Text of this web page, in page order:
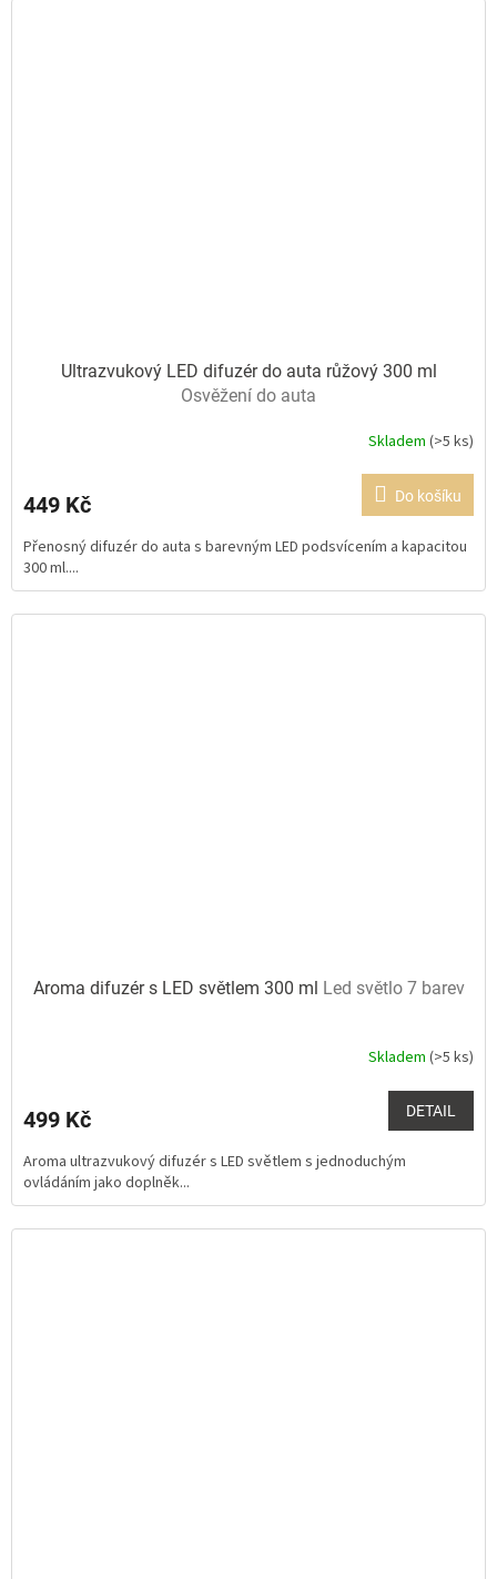
Ultrazvukový LED difuzér do auta růžový 300 ml
Osvěžení do auta
je
z
5
hvězdiček.
Skladem(>5 ks)
449 Kč Do košíku
Přenosný difuzér do auta s barevným LED podsvícením a kapacitou
300 ml....
Aroma difuzér s LED světlem 300 ml Led světlo 7 barev
je
z
5
hvězdiček.
Skladem(>5 ks)
499 Kč DETAIL
Aroma ultrazvukový difuzér s LED světlem s jednoduchým
ovládáním jako doplněk...